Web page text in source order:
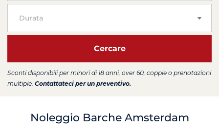
Durata
Cercare
Sconti disponibili per minori di 18 anni, over 60, coppie o prenotazioni
multiple. Contattateci per un preventivo.
Noleggio Barche Amsterdam